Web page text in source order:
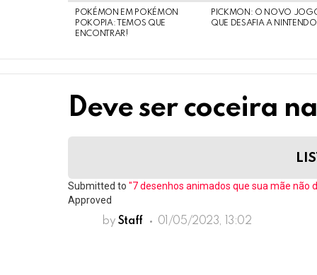
POKÉMON EM POKÉMON
POKOPIA: TEMOS QUE
ENCONTRAR!
PICKMON: O NOVO
QUE DESAFIA A
Deve ser coceira
Submitted to "7 desenhos animados que sua mãe não
Approved
by Staff 01/05/2023, 13:02